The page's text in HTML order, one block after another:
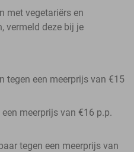
met vegetariërs en
vermeld deze bij je
tegen een meerprijs van €15
meerprijs van €16 p.p.
tegen een meerprijs van